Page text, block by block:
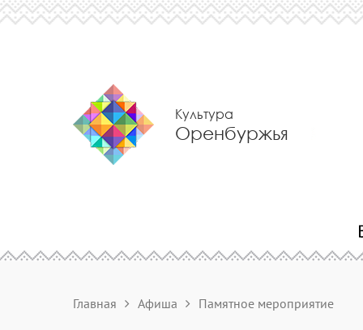
Культура
Оренбуржья
Главная Афиша Памятное мероприятие